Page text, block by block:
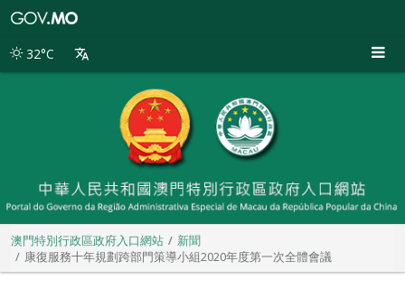
別
32°C
澳門特別行政區政府入口網站
新聞
康復服務十年規劃跨部門策導小組2020年度第一次全體會議